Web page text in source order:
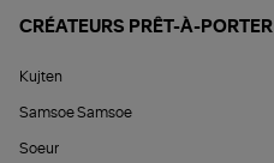
CRÉATEURS PRÊT-À-PORTER
Kujten
Samsoe Samsoe
Soeur